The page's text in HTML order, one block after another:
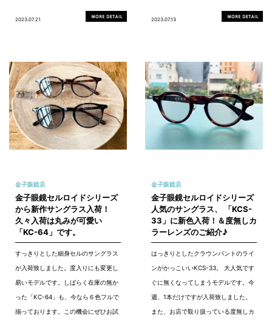
2023.07.21 2023.07.13
金子眼鏡店
金子眼鏡セルロイドシリーズ
から新作サングラス入荷！
久々入荷は丸みが可愛い
「KC-64」です。
すっきりとした細身セルのサングラス
が入荷致しました。度入りにも変更し
易いモデルです。しばらく在庫の無か
った「KC-64」も、今なら６色フルで
揃っております。この機会にぜひお試
金子眼鏡店
金子眼鏡セルロイドシリーズ
人気のサングラス、 「KCS-
33」に新色入荷！＆度無しカ
ラーレンズのご紹介♪
はっきりとしたクラウンパントのライ
ンがかっこいいKCS-33。 大人気です
ぐに無くなってしまうモデルです。今
週、1本だけですが入荷致しました。
また、お店で取り扱っている度無しカ